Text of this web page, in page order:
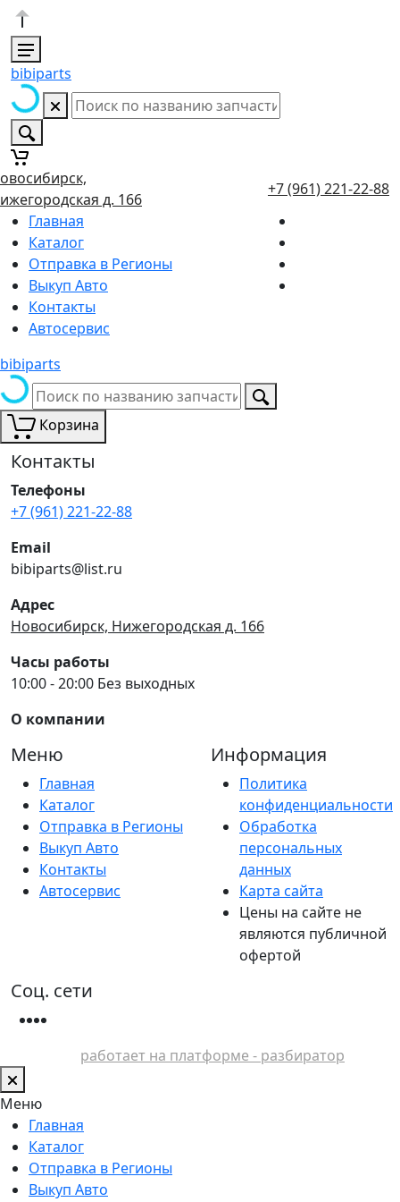
bibiparts
д. 166
+7 (961) 221-22-88
Главная
Каталог
Отправка в Регионы
Выкуп Авто
Контакты
Автосервис
bibiparts
Корзина
Контакты
Телефоны
+7 (961) 221-22-88
Email
bibiparts@list.ru
Адрес
Новосибирск, Нижегородская д. 166
Часы работы
10:00 - 20:00 Без выходных
О компании
Меню
Главная
Каталог
Отправка в Регионы
Выкуп Авто
Контакты
Автосервис
Информация
Политика
конфиденциальности
Обработка
персональных
данных
Карта сайта
Цены на сайте не
являются публичной
офертой
Соц. сети
работает на платформе - разбиратор
Меню
Главная
Каталог
Отправка в Регионы
Выкуп Авто